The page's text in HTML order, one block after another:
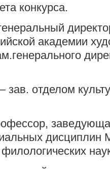
конкурса.
академии
отделом